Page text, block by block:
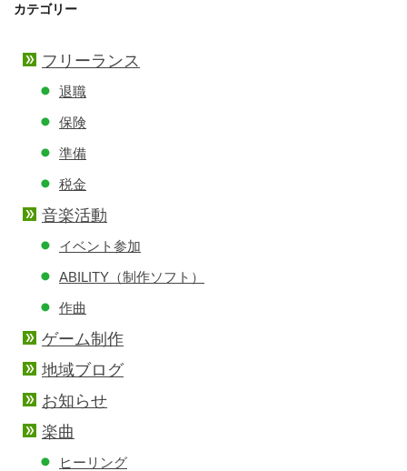
イ
カテゴリー
フリーランス
退職
保険
準備
税金
音楽活動
イベント参加
ABILITY（制作ソフト）
作曲
ゲーム制作
地域ブログ
お知らせ
楽曲
ヒーリング